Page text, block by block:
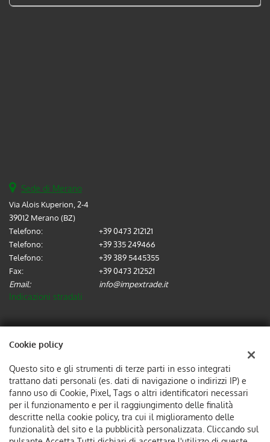
Sede di Merano
Via Alois Kuperion, 2-4
39012 Merano (BZ)
Telefono:
+39 0473 212121
Telefono:
+39 335 249466
Telefono:
+39 389 5445355
Fax:
+39 0473 212521
Email:
info@impextrade.it
Indicazioni stradali
Dati fiscali:
IMPEX TRADE SRL
Via Alois Kuperion, 2-4, 39012, Merano (BZ)
C.F/P.IVA: 02737570214
Registro delle imprese:BZ
Cookie policy
Questo sito e gli strumenti di terze parti in esso integrati
trattano dati personali (es. dati di navigazione o indirizzi IP) e
fanno uso di Cookie, Pixel, Tags o altri identificatori necessari
per il funzionamento e per il raggiungimento delle finalità
descritte nella cookie policy, tra cui il miglioramento delle
funzionalità del sito e la pubblicità personalizzata. Cliccando sul